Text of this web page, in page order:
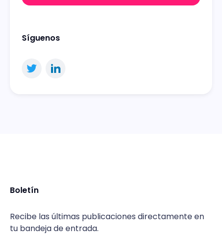
Síguenos
Boletín
Recibe las últimas publicaciones directamente en
tu bandeja de entrada.